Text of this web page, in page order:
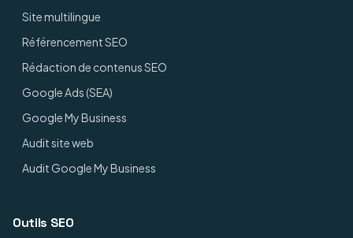
Site multilingue
Référencement SEO
Rédaction de contenus SEO
Google Ads (SEA)
Google My Business
Audit site web
Audit Google My Business
Outils SEO